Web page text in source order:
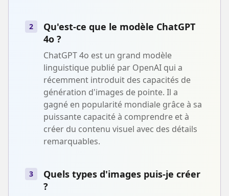
2
Qu'est-ce que le modèle ChatGPT
4o ?
ChatGPT 4o est un grand modèle
linguistique publié par OpenAI qui a
récemment introduit des capacités de
génération d'images de pointe. Il a
gagné en popularité mondiale grâce à sa
puissante capacité à comprendre et à
créer du contenu visuel avec des détails
remarquables.
3
Quels types d'images puis-je créer
?